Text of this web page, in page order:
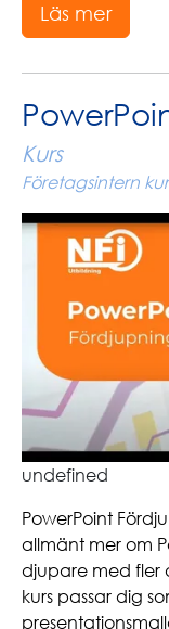
Läs mer
Kurs
Företagsintern
undefined
PowerPoint
allmänt mer om
djupare med fler
kurs passar dig